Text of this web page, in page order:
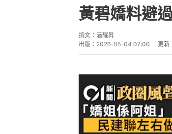
黃碧嬌料避
撰文： 潘耀昇
出版： 2026-05-04 07:00 更新